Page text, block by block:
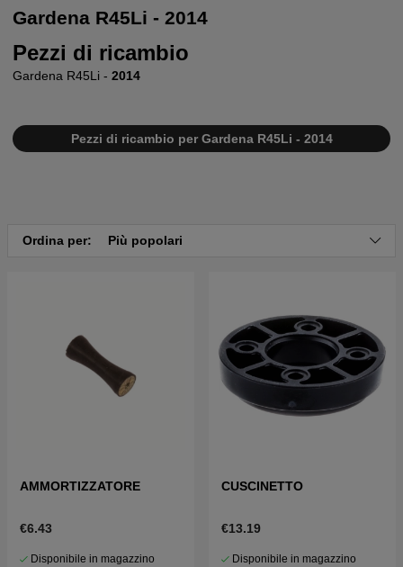
Gardena R45Li - 2014
Pezzi di ricambio
Gardena R45Li - 2014
Pezzi di ricambio per Gardena R45Li - 2014
Ordina per: Più popolari
AMMORTIZZATORE
€6.43
Disponibile in magazzino
CUSCINETTO
€13.19
Disponibile in magazzino